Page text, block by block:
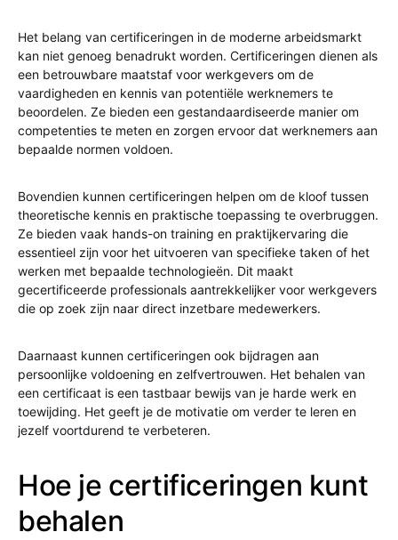
Het belang van certificeringen in de moderne arbeidsmarkt
kan niet genoeg benadrukt worden. Certificeringen dienen als
een betrouwbare maatstaf voor werkgevers om de
vaardigheden en kennis van potentiële werknemers te
beoordelen. Ze bieden een gestandaardiseerde manier om
competenties te meten en zorgen ervoor dat werknemers aan
bepaalde normen voldoen.
Bovendien kunnen certificeringen helpen om de kloof tussen
theoretische kennis en praktische toepassing te overbruggen.
Ze bieden vaak hands-on training en praktijkervaring die
essentieel zijn voor het uitvoeren van specifieke taken of het
werken met bepaalde technologieën. Dit maakt
gecertificeerde professionals aantrekkelijker voor werkgevers
die op zoek zijn naar direct inzetbare medewerkers.
Daarnaast kunnen certificeringen ook bijdragen aan
persoonlijke voldoening en zelfvertrouwen. Het behalen van
een certificaat is een tastbaar bewijs van je harde werk en
toewijding. Het geeft je de motivatie om verder te leren en
jezelf voortdurend te verbeteren.
Hoe je certificeringen kunt
behalen